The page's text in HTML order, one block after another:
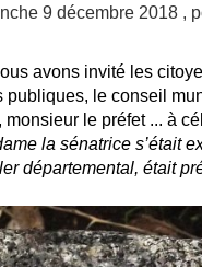
9 décembre 2018 ,
avons invité les
publiques, le conseil
le préfet ... à
la sénatrice s’était
départemental, était